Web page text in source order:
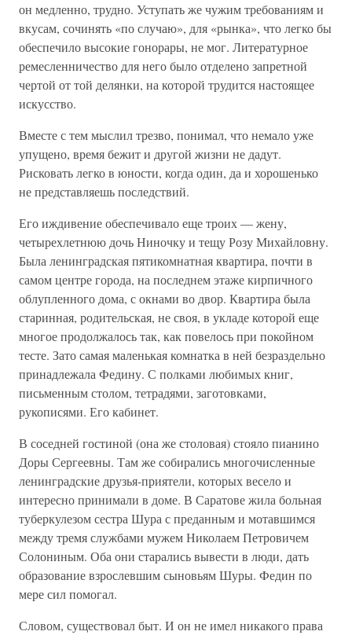
он медленно, трудно. Уступать же чужим требованиям и
вкусам, сочинять «по случаю», для «рынка», что легко бы
обеспечило высокие гонорары, не мог. Литературное
ремесленничество для него было отделено запретной
чертой от той делянки, на которой трудится настоящее
искусство.
Вместе с тем мыслил трезво, понимал, что немало уже
упущено, время бежит и другой жизни не дадут.
Рисковать легко в юности, когда один, да и хорошенько
не представляешь последствий.
Его иждивение обеспечивало еще троих — жену,
четырехлетнюю дочь Ниночку и тещу Розу Михайловну.
Была ленинградская пятикомнатная квартира, почти в
самом центре города, на последнем этаже кирпичного
облупленного дома, с окнами во двор. Квартира была
старинная, родительская, не своя, в укладе которой еще
многое продолжалось так, как повелось при покойном
тесте. Зато самая маленькая комнатка в ней безраздельно
принадлежала Федину. С полками любимых книг,
письменным столом, тетрадями, заготовками,
рукописями. Его кабинет.
В соседней гостиной (она же столовая) стояло пианино
Доры Сергеевны. Там же собирались многочисленные
ленинградские друзья-приятели, которых весело и
интересно принимали в доме. В Саратове жила больная
туберкулезом сестра Шура с преданным и мотавшимся
между тремя службами мужем Николаем Петровичем
Солониным. Оба они старались вывести в люди, дать
образование взрослевшим сыновьям Шуры. Федин по
мере сил помогал.
Словом, существовал быт. И он не имел никакого права